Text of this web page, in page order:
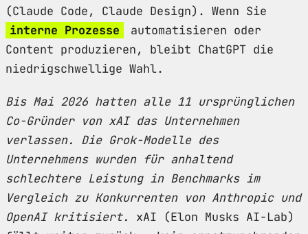
(Claude Code, Claude Design). Wenn Sie
interne Prozesse
automatisieren oder
Content produzieren, bleibt ChatGPT die
niedrigschwellige Wahl.
Bis Mai 2026 hatten alle 11 ursprünglichen
Co-Gründer von xAI das Unternehmen
verlassen. Die Grok-Modelle des
Unternehmens wurden für anhaltend
schlechtere Leistung in Benchmarks im
Vergleich zu Konkurrenten von Anthropic und
OpenAI kritisiert.
xAI (Elon Musks AI-Lab)